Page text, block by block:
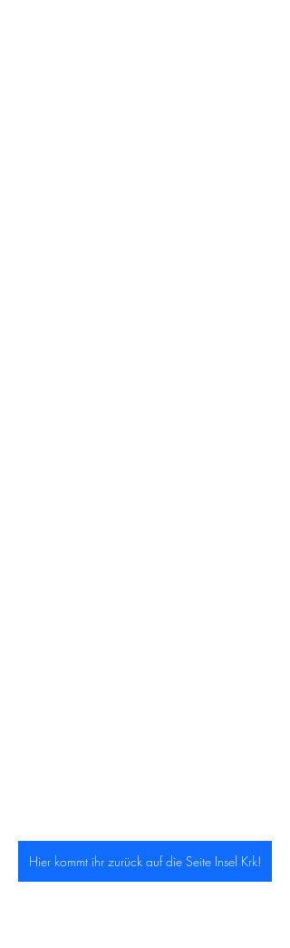
Hier kommt ihr zurück auf die Seite Insel Krk!